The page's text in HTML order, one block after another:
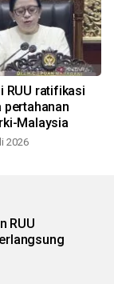
RUU ratifikasi
pertahanan
Malaysia
2026
RUU